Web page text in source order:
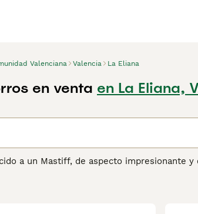
Valenciana Valencia La Eliana
en venta en La Eliana,
a un Mastiff, de aspecto impresionante
impresionante y su naturaleza amistosa y
espera, ya que hay muy pocos cachorros